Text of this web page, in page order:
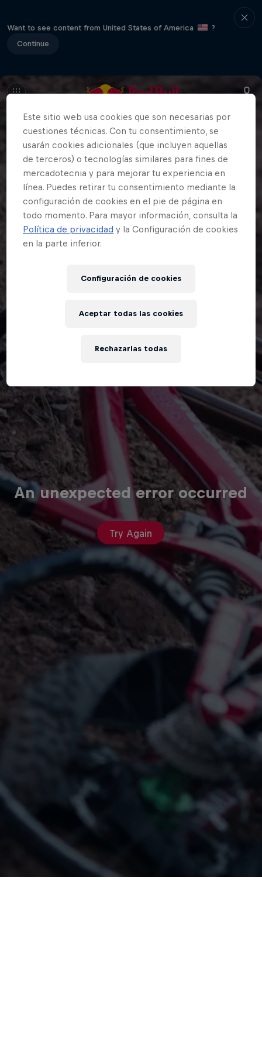
Want to see content from United States of America
?
Continue
An unexpected error occurred
Try Again
Este sitio web usa cookies que son necesarias por
cuestiones técnicas. Con tu consentimiento, se
usarán cookies adicionales (que incluyen aquellas
de terceros) o tecnologías similares para fines de
mercadotecnia y para mejorar tu experiencia en
línea. Puedes retirar tu consentimiento mediante la
configuración de cookies en el pie de página en
todo momento. Para mayor información, consulta la
Política de privacidad y la Configuración de cookies
en la parte inferior.
Configuración de cookies
Rechazarlas todas
Aceptar todas las cookies